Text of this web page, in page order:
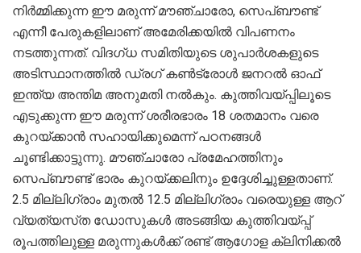
നിർമ്മിക്കുന്ന ഈ മരുന്ന്‌ മൗഞ്ചാരോ, സെപ്‌ബൗണ്ട്‌
എന്നീ പേരുകളിലാണ്‌ അമേരിക്കയിൽ വിപണനം
നടത്തുന്നത്‌. വിദഗ്‌ധ സമിതിയുടെ ശുപാർശകളുടെ
അടിസ്ഥാനത്തിൽ ഡ്രഗ്‌ കൺട്രോൾ ജനറൽ ഓഫ്‌
ഇന്ത്യ അന്തിമ അനുമതി നൽകും. കുത്തിവയ്‌പ്പിലൂടെ
എടുക്കുന്ന ഈ മരുന്ന്‌ ശരീരഭാരം 18 ശതമാനം വരെ
കുറയ്‌ക്കാൻ സഹായിക്കുമെന്ന്‌ പഠനങ്ങൾ
ചൂണ്ടിക്കാട്ടുന്നു. മൗഞ്ചാരോ പ്രമേഹത്തിനും
സെപ്‌ബൗണ്ട്‌ ഭാരം കുറയ്‌ക്കലിനും ഉദ്ദേശിച്ചുള്ളതാണ്‌.
2.5 മില്ലിഗ്രാം മുതൽ 12.5 മില്ലിഗ്രാം വരെയുള്ള ആറ്‌
വ്യത്യസ്‌ത ഡോസുകൾ അടങ്ങിയ കുത്തിവയ്‌പ്പ്‌
രൂപത്തിലുള്ള മരുന്നുകൾക്ക്‌ രണ്ട്‌ ആഗോള ക്ലിനിക്കൽ